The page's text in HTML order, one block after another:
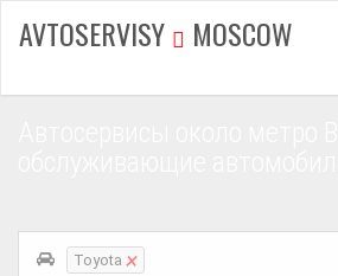
AVTOSERVISY MOSCOW
Toyota ×